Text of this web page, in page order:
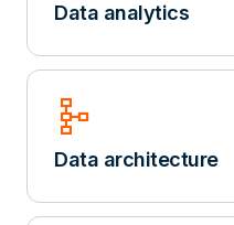
Data analytics
schema
Data architecture